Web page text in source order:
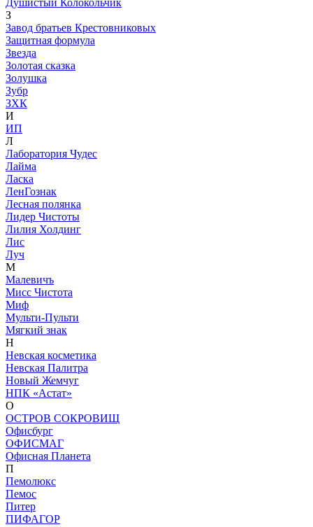
Душистый Колокольчик
З
Завод братьев Крестовниковых
Защитная формула
Звезда
Золотая сказка
Золушка
Зубр
ЗХК
И
ИП
Л
Лаборатория Чудес
Лайма
Ласка
ЛенГознак
Лесная полянка
Лидер Чистоты
Лилия Холдинг
Лис
Луч
М
Малевичъ
Мисс Чистота
Миф
Мульти-Пульти
Мягкий знак
Н
Невская косметика
Невская Палитра
Новый Жемчуг
НПК «Астат»
О
ОСТРОВ СОКРОВИЩ
Офисбург
ОФИСМАГ
Офисная Планета
П
Пемолюкс
Пемос
Питер
ПИФАГОР